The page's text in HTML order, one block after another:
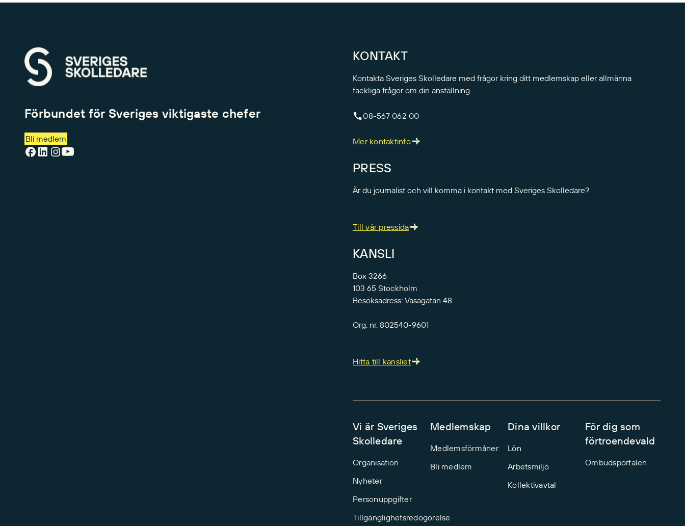
Förbundet för Sveriges viktigaste chefer
Bli medlem
KONTAKT
Kontakta Sveriges Skolledare med frågor kring ditt medlemskap eller allmänna
fackliga frågor om din anställning.
08-567 062 00
Mer kontaktinfo
PRESS
Är du journalist och vill komma i kontakt med Sveriges Skolledare?
Till vår pressida
KANSLI
Box 3266
103 65 Stockholm
Besöksadress: Vasagatan 48
Org. nr. 802540-9601
Hitta till kansliet
Vi är Sveriges
Skolledare
Organisation
Nyheter
Personuppgifter
Tillgänglighetsredogörelse
Medlemskap
Medlemsförmåner
Bli medlem
Dina villkor
Lön
Arbetsmiljö
Kollektivavtal
För dig som
förtroendevald
Ombudsportalen